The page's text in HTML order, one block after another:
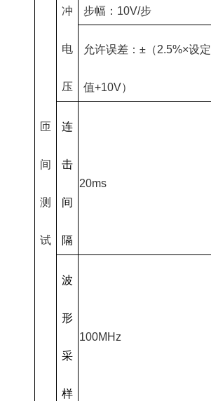
匝
间
测
试
冲
电
压
步幅：10V/步
允许误差：±（2.5%×设定
值+10V）
连
击
间
隔
20ms
波
形
采
样
100MHz